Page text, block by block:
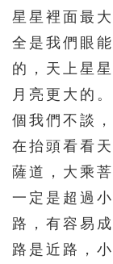
星星裡面最
全是我們眼
的，天上星
月亮更大的
個我們不談
在抬頭看看
薩道，大乘
一定是超過
路，有容易
路是近路，